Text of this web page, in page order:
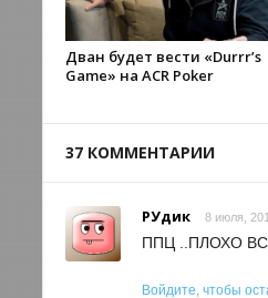
Дван будет вести «Durrr’s
Game» на ACR Poker
37 КОММЕНТАРИИ
РУдик 8 июля,
ППЦ ..ПЛОХО
Войдите, чтобы